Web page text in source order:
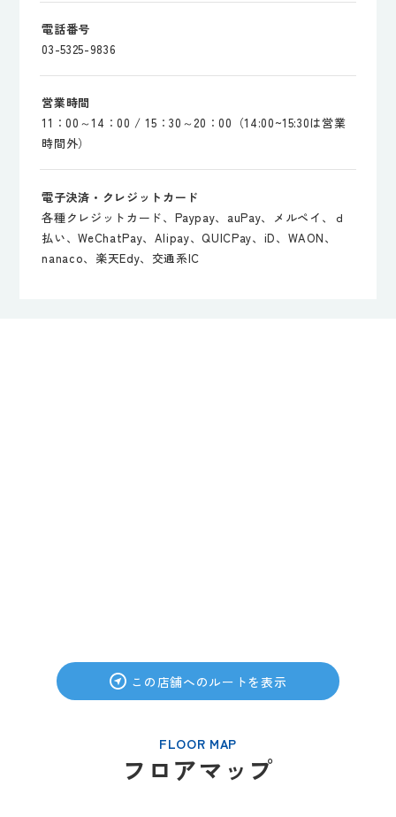
電話番号
03-5325-9836
営業時間
11：00～14：00 / 15：30～20：00（14:00~15:30は営業
時間外）
電子決済・クレジットカード
各種クレジットカード、Paypay、auPay、メルペイ、ｄ
払い、WeChatPay、Alipay、QUICPay、iD、WAON、
nanaco、楽天Edy、交通系IC
この店舗へのルートを表示
FLOOR MAP
フロアマップ